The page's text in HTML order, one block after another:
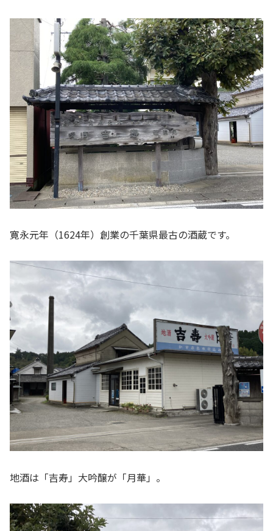
寛永元年（1624年）創業の千葉県最古の酒蔵です。
地酒は「吉寿」大吟醸が「月華」。